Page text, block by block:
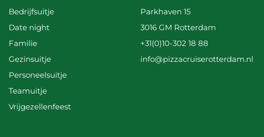
Bedrijfsuitje
Date night
Familie
Gezinsuitje
Personeelsuitje
Teamuitje
Vrijgezellenfeest
Parkhaven 15
3016 GM Rotterdam
+31(0)10-302 18 88
info@pizzacruiserotterdam.nl